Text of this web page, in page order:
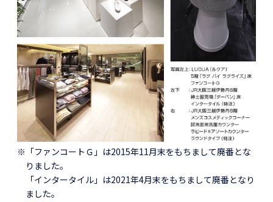
※「ファンコートＧ」は2015年11月末をもちまして廃番とな
りました。
「インタータイル」は2021年4月末をもちまして廃番となり
ました。